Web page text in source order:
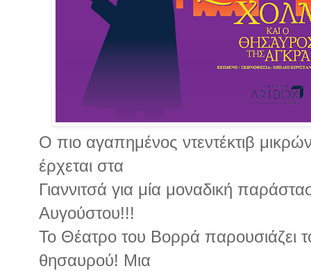
Ο πιο αγαπημένος ντεντέκτιβ
έρχεται στα
Γιαννιτσά για μία μοναδική
Αυγούστου!!!
Το Θέατρο του Βορρά παρουσιάζει
θησαυρού! Μια